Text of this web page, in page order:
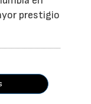
prestigio